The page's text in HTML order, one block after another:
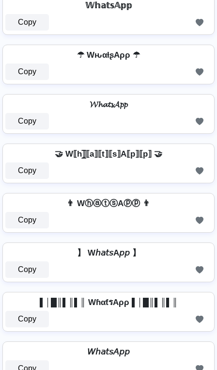
𝕎𝕙𝕒𝕥𝕤𝔸𝕡𝕡
Copy
☂ WԋαƚʂAρρ ☂
Copy
𝓦𝓱𝓪𝓽𝓼𝓐𝓹𝓹
Copy
🤝 W⟦h⟧̲̅⟦a⟧⟦t⟧⟦s⟧A⟦p⟧⟦p⟧ 🤝
Copy
👨 WⓗⓐⓣⓢAⓟⓟ 👨
Copy
】 W𝘩𝘢𝘵𝘴A𝘱𝘱 】
Copy
▌│█║▌║▌║ WɦαƭรAρρ ▌│█║▌║▌║
Copy
𝘞𝘩𝘢𝘵𝘴𝘈𝘱𝘱
Copy